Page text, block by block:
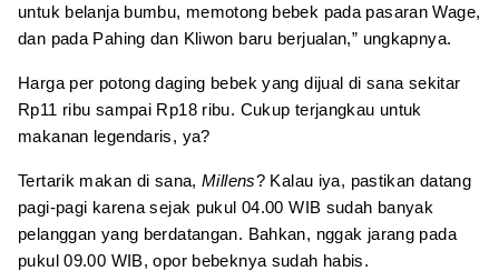
untuk belanja bumbu, memotong bebek pada pasaran Wage,
dan pada Pahing dan Kliwon baru berjualan,” ungkapnya.
Harga per potong daging bebek yang dijual di sana sekitar
Rp11 ribu sampai Rp18 ribu. Cukup terjangkau untuk
makanan legendaris, ya?
Tertarik makan di sana, Millens? Kalau iya, pastikan datang
pagi-pagi karena sejak pukul 04.00 WIB sudah banyak
pelanggan yang berdatangan. Bahkan, nggak jarang pada
pukul 09.00 WIB, opor bebeknya sudah habis.